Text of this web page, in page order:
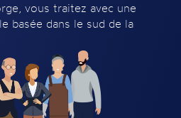
vous traitez avec une
basée dans le sud de la